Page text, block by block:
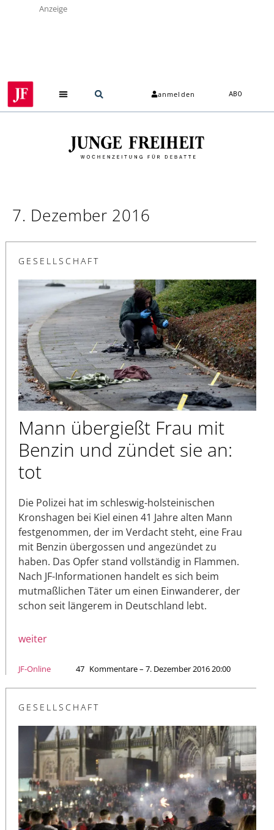
Anzeige
anmelden ABO
7. Dezember 2016
GESELLSCHAFT
Mann übergießt Frau mit
Benzin und zündet sie an:
tot
Die Polizei hat im schleswig-holsteinischen
Kronshagen bei Kiel einen 41 Jahre alten Mann
festgenommen, der im Verdacht steht, eine Frau
mit Benzin übergossen und angezündet zu
haben. Das Opfer stand vollständig in Flammen.
Nach JF-Informationen handelt es sich beim
mutmaßlichen Täter um einen Einwanderer, der
schon seit längerem in Deutschland lebt.
weiter
JF-Online 47 Kommentare – 7. Dezember 2016 20:00
GESELLSCHAFT